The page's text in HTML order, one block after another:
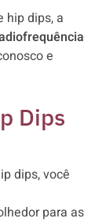
hip dips, a
e
Dips
dips, você
para as